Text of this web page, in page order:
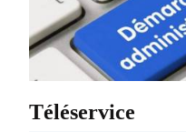
Téléservice